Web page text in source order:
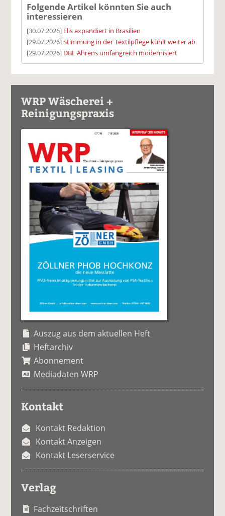
Folgende Artikel könnten Sie auch
interessieren
[30.07.2026] Elis expandiert in Brasilien
[29.07.2026]Stimmung in der Textilpflege kühlt weiter ab
[29.07.2026] DBL Ahrens umfangreich modernisiert
WRP Wäscherei +
Reinigungspraxis
Auszug aus dem aktuellen Heft
Heftarchiv
Abonnement
Mediadaten WRP
Kontakt
Kontakt Redaktion
Kontakt Anzeigen
Kontakt Leserservice
Verlag
Fachzeitschriften